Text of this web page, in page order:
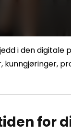
i den digitale
kunngjøringer,
for